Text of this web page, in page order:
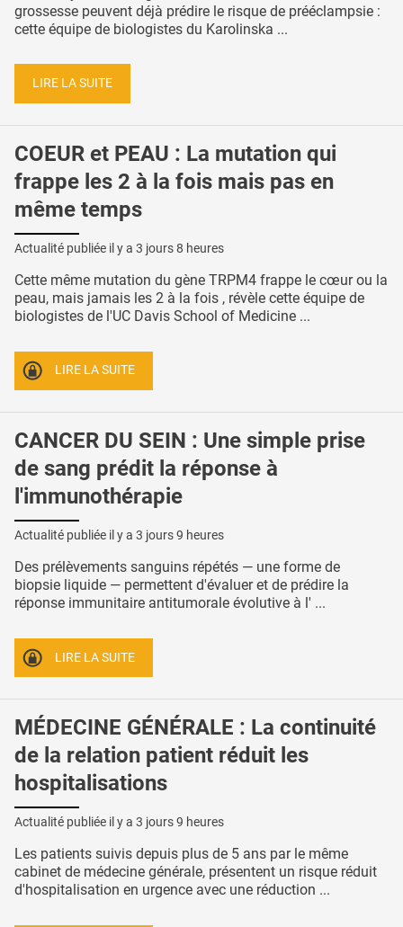
grossesse peuvent déjà prédire le risque de prééclampsie :
cette équipe de biologistes du Karolinska ...
LIRE LA SUITE
COEUR et PEAU : La mutation qui
frappe les 2 à la fois mais pas en
même temps
Actualité publiée il y a 3 jours 8 heures
Cette même mutation du gène TRPM4 frappe le cœur ou la
peau, mais jamais les 2 à la fois , révèle cette équipe de
biologistes de l'UC Davis School of Medicine ...
LIRE LA SUITE
CANCER DU SEIN : Une simple prise
de sang prédit la réponse à
l'immunothérapie
Actualité publiée il y a 3 jours 9 heures
Des prélèvements sanguins répétés — une forme de
biopsie liquide — permettent d'évaluer et de prédire la
réponse immunitaire antitumorale évolutive à l' ...
LIRE LA SUITE
MÉDECINE GÉNÉRALE : La continuité
de la relation patient réduit les
hospitalisations
Actualité publiée il y a 3 jours 9 heures
Les patients suivis depuis plus de 5 ans par le même
cabinet de médecine générale, présentent un risque réduit
d'hospitalisation en urgence avec une réduction ...